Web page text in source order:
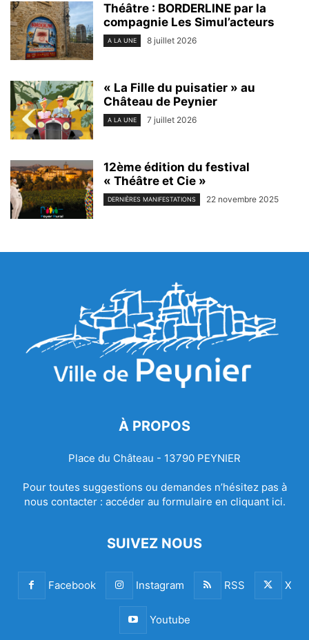
Théâtre : BORDERLINE par la
compagnie Les Simul’acteurs
A LA UNE 8 juillet 2026
« La Fille du puisatier » au
Château de Peynier
A LA UNE 7 juillet 2026
12ème édition du festival
« Théâtre et Cie »
DERNIÈRES MANIFESTATIONS 22 novembre 2025
À PROPOS
Place du Château - 13790 PEYNIER
Pour toutes suggestions ou demandes n’hésitez pas à
nous contacter : accéder au formulaire en cliquant ici.
SUIVEZ NOUS
Facebook Instagram RSS X
Youtube